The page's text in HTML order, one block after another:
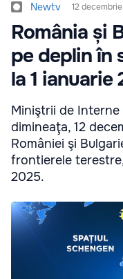
Newtv 12
România și
pe deplin în
la 1 ianuarie
Miniştrii de
dimineaţa, 12
României şi
frontierele
2025.